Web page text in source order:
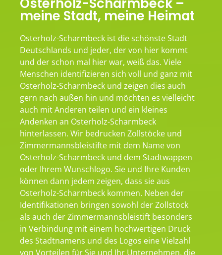
meine Stadt, meine Heimat
Osterholz-Scharmbeck ist die schönste Stadt
Deutschlands und jeder, der von hier kommt
und der schon mal hier war, weiß das. Viele
Menschen identifizieren sich voll und ganz mit
Osterholz-Scharmbeck und zeigen dies auch
gern nach außen hin und möchten es vielleicht
auch mit Anderen teilen und ein kleines
Andenken an Osterholz-Scharmbeck
hinterlassen. Wir bedrucken Zollstöcke und
Zimmermannsbleistifte mit dem Name von
Osterholz-Scharmbeck und dem Stadtwappen
oder Ihrem Wunschlogo. Sie und Ihre Kunden
können dann jedem zeigen, dass sie aus
Osterholz-Scharmbeck kommen. Neben der
Identifikationen bringen sowohl der Zollstock
als auch der Zimmermannsbleistift besonders
in Verbindung mit einem hochwertigen Druck
des Stadtnamens und des Logos eine Vielzahl
von Vorteilen für Sie und Ihr Unternehmen, die